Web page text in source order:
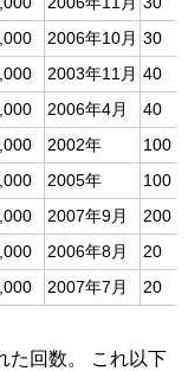
2006年10月 30
2003年11月 40
2006年4月
40
2002年
100
2005年
100
2007年9月
200
2006年8月
20
2007年7月 20
回数。
これ以下